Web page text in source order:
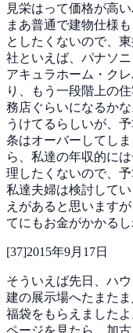
見栄はって価格が高
まあ普通で建物仕様
としたくないので、
社といえば、パナソ
アキュラホーム・ク
り、もう一段階上の
務店ぐらいになるか
うけてるらしいが、
条はオーバーしてし
ら、私達の年収的に
理したくないので、
私達夫婦は検討して
えがあると思います
てにもお金がかかるし
[37]2015年9月17日
そういえば先日、ハ
建の展示場へたまた
福袋をもらえました
ページを見たら、加